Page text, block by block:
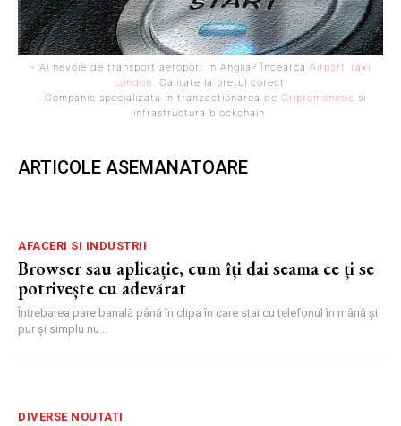
- Ai nevoie de transport aeroport in Anglia? Încearcă Airport Taxi
London . Calitate la prețul corect.
- Companie specializata in tranzactionarea de Criptomonede si
infrastructura blockchain.
ARTICOLE ASEMANATOARE
AFACERI SI INDUSTRII
Browser sau aplicație, cum îți dai seama ce ți se
potrivește cu adevărat
Întrebarea pare banală până în clipa în care stai cu telefonul în mână și
pur și simplu nu...
DIVERSE NOUTATI